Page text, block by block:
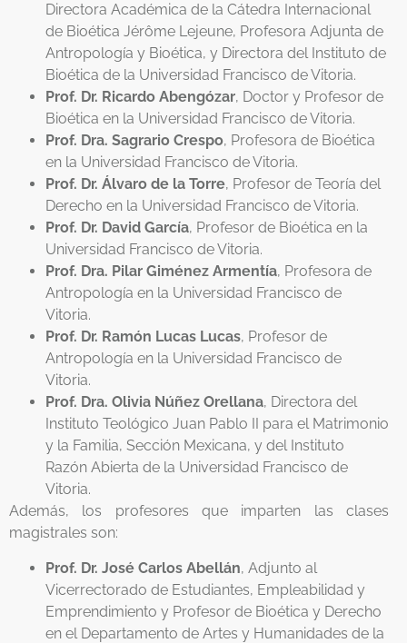
Directora Académica de la Cátedra Internacional
de Bioética Jérôme Lejeune, Profesora Adjunta de
Antropología y Bioética, y Directora del Instituto de
Bioética de la Universidad Francisco de Vitoria.
Prof. Dr. Ricardo Abengózar, Doctor y Profesor de
Bioética en la Universidad Francisco de Vitoria.
Prof. Dra. Sagrario Crespo, Profesora de Bioética
en la Universidad Francisco de Vitoria.
Prof. Dr. Álvaro de la Torre, Profesor de Teoría del
Derecho en la Universidad Francisco de Vitoria.
Prof. Dr. David García, Profesor de Bioética en la
Universidad Francisco de Vitoria.
Prof. Dra. Pilar Giménez Armentía, Profesora de
Antropología en la Universidad Francisco de
Vitoria.
Prof. Dr. Ramón Lucas Lucas, Profesor de
Antropología en la Universidad Francisco de
Vitoria.
Prof. Dra. Olivia Núñez Orellana, Directora del
Instituto Teológico Juan Pablo II para el Matrimonio
y la Familia, Sección Mexicana, y del Instituto
Razón Abierta de la Universidad Francisco de
Vitoria.
Además, los profesores que imparten las clases
magistrales son:
Prof. Dr. José Carlos Abellán, Adjunto al
Vicerrectorado de Estudiantes, Empleabilidad y
Emprendimiento y Profesor de Bioética y Derecho
en el Departamento de Artes y Humanidades de la